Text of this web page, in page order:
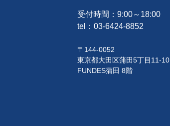
受付時間：9:00～18:00
tel： 03-6424-8852
〒144-0052
東京都大田区蒲田5丁目11-10
FUNDES蒲田 8階